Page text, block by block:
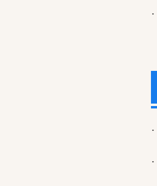
·
·
·